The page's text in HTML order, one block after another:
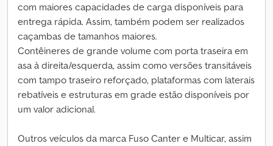
com maiores capacidades de carga disponíveis para
entrega rápida. Assim, também podem ser realizados
caçambas de tamanhos maiores.
Contêineres de grande volume com porta traseira em
asa à direita/esquerda, assim como versões transitáveis
com tampo traseiro reforçado, plataformas com laterais
rebatíveis e estruturas em grade estão disponíveis por
um valor adicional.
Outros veículos da marca Fuso Canter e Multicar, assim